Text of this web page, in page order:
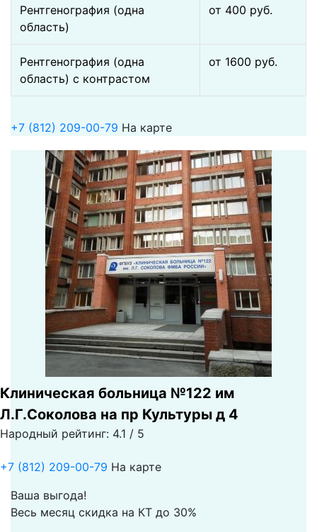
Рентгенография (одна
область)
от 400 pуб.
Рентгенография (одна
область) с контрастом
от 1600 pуб.
+7 (812) 209-00-79 На карте
Клиническая больница №122 им
Л.Г.Соколова на пр Культуры д 4
Народный рейтинг: 4.1 / 5
+7 (812) 209-00-79 На карте
Ваша выгода!
Весь месяц скидка на КТ до 30%